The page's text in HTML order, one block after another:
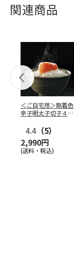
関連商品
＜ご自宅用＞無着色
辛子明太子切子４６
4.4 （5）
2,990円
(送料・税込)